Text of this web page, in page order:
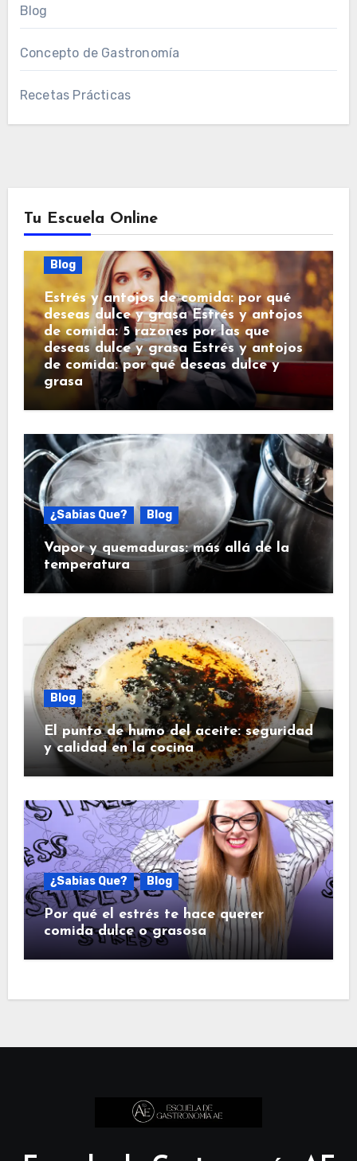
Blog
Concepto de Gastronomía
Recetas Prácticas
Tu Escuela Online
Blog
Estrés y antojos de comida: por qué
deseas dulce y grasa Estrés y antojos
de comida: 5 razones por las que
deseas dulce y grasa Estrés y antojos
de comida: por qué deseas dulce y
grasa
¿Sabias Que? Blog
Vapor y quemaduras: más allá de la
temperatura
Blog
El punto de humo del aceite: seguridad
y calidad en la cocina
¿Sabias Que? Blog
Por qué el estrés te hace querer
comida dulce o grasosa